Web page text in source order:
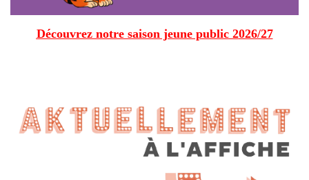
Découvrez notre saison jeune public2026/27